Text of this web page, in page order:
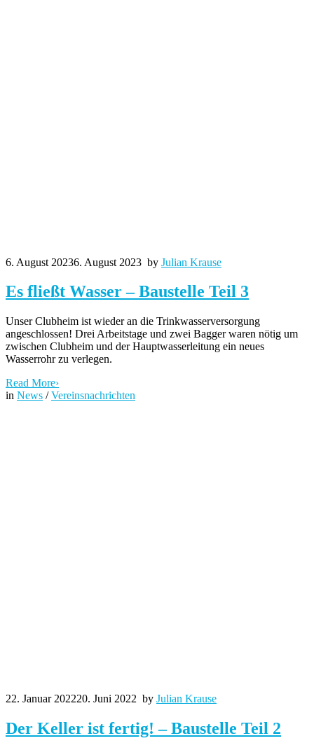
6. August 20236. August 2023 by Julian Krause
Es fließt Wasser – Baustelle Teil 3
Unser Clubheim ist wieder an die Trinkwasserversorgung
angeschlossen! Drei Arbeitstage und zwei Bagger waren nötig um
zwischen Clubheim und der Hauptwasserleitung ein neues
Wasserrohr zu verlegen.
Read More›
in News /Vereinsnachrichten
22. Januar 202220. Juni 2022 by Julian Krause
Der Keller ist fertig! – Baustelle Teil 2